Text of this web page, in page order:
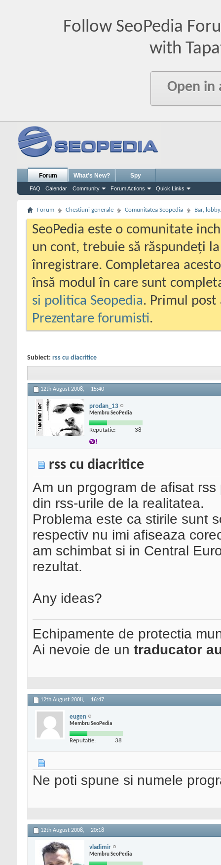
Follow SeoPedia
with
Open in
Forum
FAQ Calendar Community Forum Actions Quick Links
What's New? Spy
Forum Chestiuni generale Comunitatea Seopedia Bar,
SeoPedia este o comunitate
un cont, trebuie să răspundeți
înregistrare. Completarea
însă modul în care sunt
si politica Seopedia. Primul
Prezentare forumisti.
Subiect: rss cu diacritice
12th August 2008, 15:40
prodan_13
Membru SeoPedia
Reputatie: 38
rss cu diacritice
Am un prgogram de afisat
din rss-urile de la realitatea.
Problema este ca stirile sunt
respectiv nu imi afiseaza
am schimbat si in Central
rezultat.
Any ideas?
Echipamente de protectia
Ai nevoie de un traducator
12th August 2008, 16:47
eugen
Membru SeoPedia
Reputatie: 38
Ne poti spune si numele
12th August 2008, 20:18
vladimir
Membru SeoPedia